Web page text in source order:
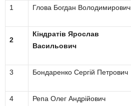
1 Глова Богдан Володимирович
2
Кіндратів Ярослав
Васильович
3 Бондаренко Сергій Петрович
4 Репа Олег Андрійович